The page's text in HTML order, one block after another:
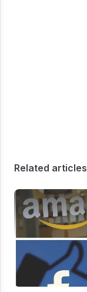
Related articles